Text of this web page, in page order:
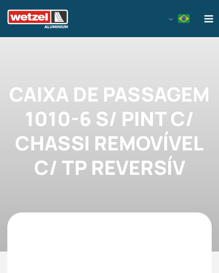
CAIXA DE PASSAGEM
1010-6 S/ PINT C/
CHASSI REMOVÍVEL
C/ TP REVERSÍV